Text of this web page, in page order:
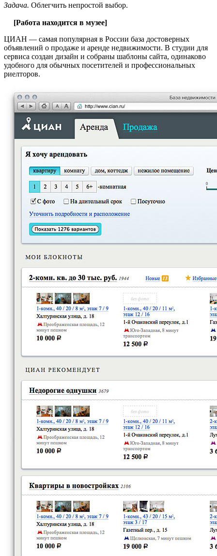
Задача. Облегчить непростой выбор.
[Работа находится в музее]
ЦИАН — самая популярная в России база достоверных
объявлений о продаже и аренде недвижимости. В студии для
сервиса создан дизайн и собраны шаблоны сайта, одинаково
удобного для обычных посетителей и профессиональных
риелторов.